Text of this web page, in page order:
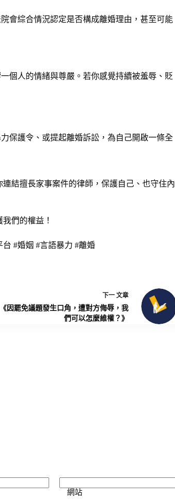
會綜合情況認定是否構成離婚理由，甚至可能
個人的情緒與尊嚴。若你感覺持續被羞辱、貶
保護令、或提起離婚訴訟，為自己開啟一條全
結擅長家事案件的律師，保護自己、也守住內
們的權益！
#婚姻 #言語暴力 #離婚
下一 文章
《因罷免議題發生口角，遭對方侮辱，我
們可以怎麼維權？》
網站